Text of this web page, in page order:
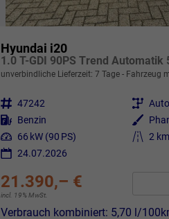
Hyundai i20
unverbindliche Lieferzeit: 7 Tage Fahrzeug
Fahrzeugnr. 47242 Getriebe
Kraftstoff Benzin Außenfarbe
Leistung 66 kW (90 PS) Kilometerstand 2 km
24.07.2026
21.390,– €
incl. 19% MwSt.
Verbrauch kombiniert: 5,70 l/